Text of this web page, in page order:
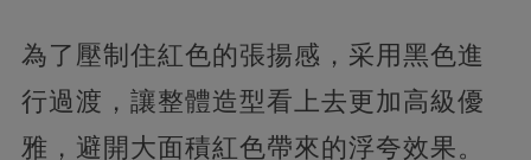
為了壓制住紅色的張揚感，采用黑色進
行過渡，讓整體造型看上去更加高級優
雅，避開大面積紅色帶來的浮夸效果。